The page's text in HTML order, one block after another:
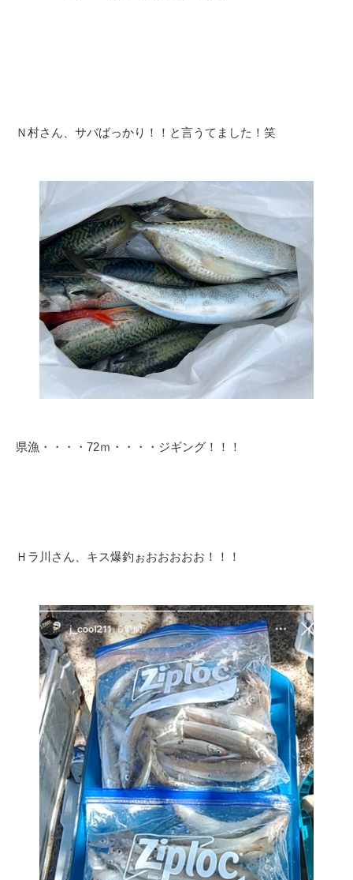
Ｎ村さん、サバばっかり！！と言うてました！笑
県漁・・・・72ｍ・・・・ジギング！！！
Ｈラ川さん、キス爆釣ぉおおおおお！！！